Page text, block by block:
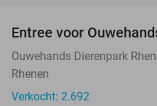
Entree voor
Ouwehands Dierenpark
Rhenen
Verkocht: 2.692